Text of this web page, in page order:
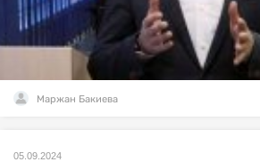
Маржан Бакиева
05.09.2024